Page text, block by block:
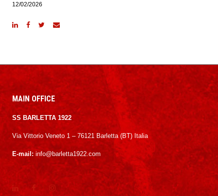
12/02/2026
MAIN OFFICE
SS BARLETTA 1922
Via Vittorio Veneto 1 – 76121 Barletta (BT) Italia
E-mail: info@barletta1922.com